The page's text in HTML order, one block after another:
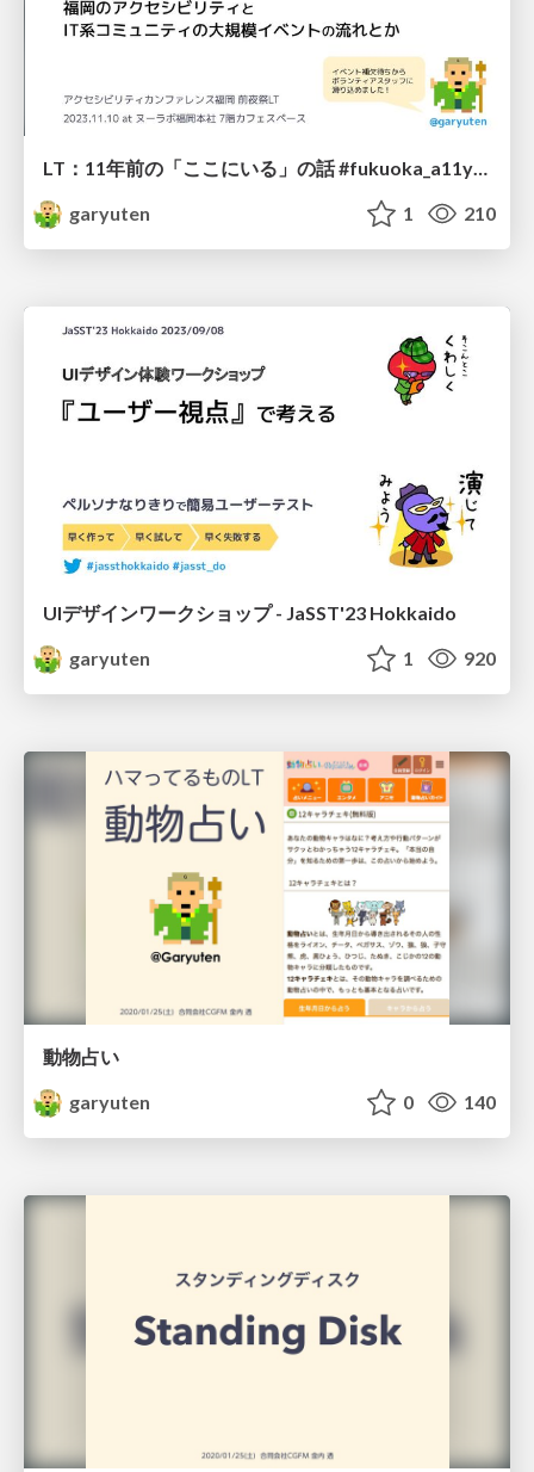
LT：11年前の「ここにいる」の話 #fukuoka_a11yconf_前夜祭
garyuten
1 210
UIデザインワークショップ - JaSST'23 Hokkaido
garyuten
1 920
動物占い
garyuten
0 140